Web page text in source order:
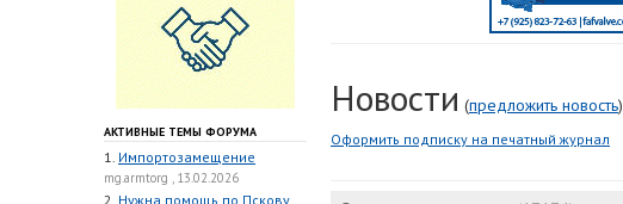
АКТИВНЫЕ ТЕМЫ ФОРУМА
1. Импортозамещение
mg.armtorg , 13.02.2026
2. Нужна помощь по Пскову.
Новости (предложить новость)
Оформить подписку на печатный журнал